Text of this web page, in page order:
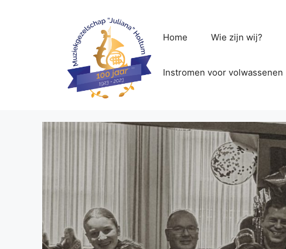
Home Wie zijn wij?
Instromen voor volwassenen